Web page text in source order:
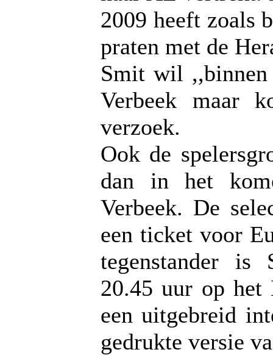
2009 heeft zoals
praten met de
Smit wil
Verbeek maar
verzoek.
Ook de
dan in het
Verbeek. De
een ticket voor
tegenstander is
20.45 uur op het
een uitgebreid
gedrukte versie